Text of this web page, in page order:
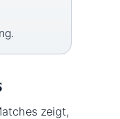
zeigt,